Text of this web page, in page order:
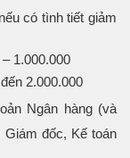
có tình tiết giảm
1.000.000
2.000.000
Ngân hàng (và
đốc, Kế toán